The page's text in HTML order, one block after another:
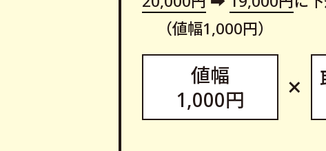
（値幅1,000円）
値幅
1,000円
×